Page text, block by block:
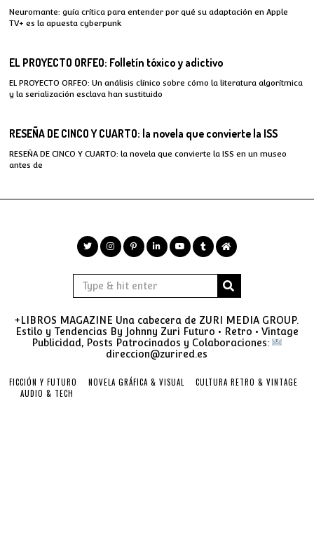
Neuromante: guía crítica para entender por qué su adaptación en Apple
TV+ es la apuesta cyberpunk
EL PROYECTO ORFEO: Folletín tóxico y adictivo
EL PROYECTO ORFEO: Un análisis clínico sobre cómo la literatura algorítmica
y la serialización esclava han sustituido
RESEÑA DE CINCO Y CUARTO: la novela que convierte la ISS
RESEÑA DE CINCO Y CUARTO: la novela que convierte la ISS en un museo
antes de
+LIBROS MAGAZINE Una cabecera de ZURI MEDIA GROUP.
Estilo y Tendencias By Johnny Zuri Futuro • Retro • Vintage
Publicidad, Posts Patrocinados y Colaboraciones:
direccion@zurired.es
FICCIÓN Y FUTURO NOVELA GRÁFICA & VISUAL
CULTURA RETRO & VINTAGE
AUDIO & TECH